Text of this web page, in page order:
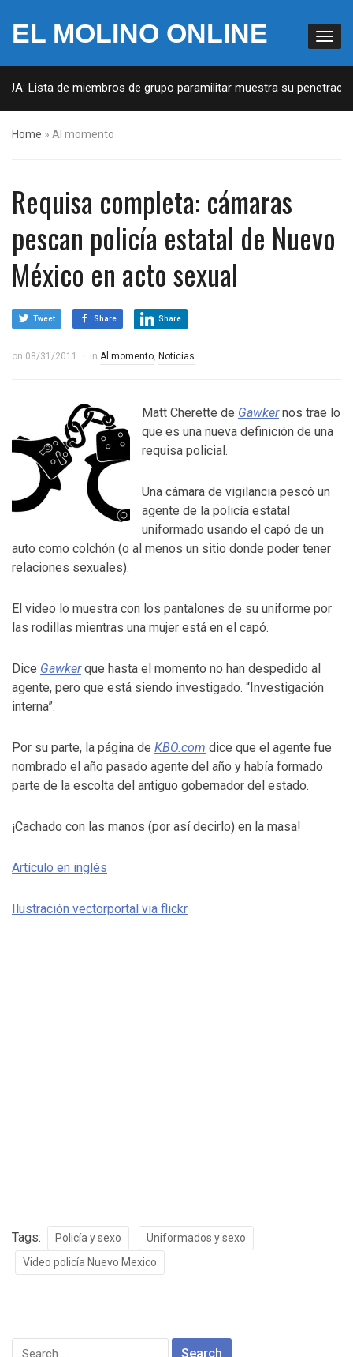
EL MOLINO ONLINE
Lista de miembros de grupo paramilitar muestra su penetración
Home » Al momento
Requisa completa: cámaras
pescan policía estatal de Nuevo
México en acto sexual
Tweet Share Share
on 08/31/2011 in Al momento, Noticias
Matt Cherette de Gawkernos trae lo
que es una nueva definición de una
requisa policial.
Una cámara de vigilancia pescó un
agente de la policía estatal
uniformado usando el capó de un
auto como colchón (o al menos un sitio donde poder tener
relaciones sexuales).
El video lo muestra con los pantalones de su uniforme por
las rodillas mientras una mujer está en el capó.
Dice Gawkerque hasta el momento no han despedido al
agente, pero que está siendo investigado. “Investigación
interna”.
Por su parte, la página de KBO.com dice que el agente fue
nombrado el año pasado agente del año y había formado
parte de la escolta del antiguo gobernador del estado.
¡Cachado con las manos (por así decirlo) en la masa!
Artículo en inglés
Ilustración vectorportal via flickr
Tags: Policía y sexo
Uniformados y sexo
Video policía Nuevo Mexico
Search